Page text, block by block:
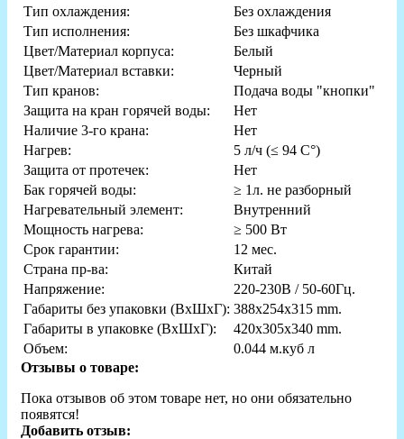
Тип охлаждения:
Без охлаждения
Тип исполнения:
Без шкафчика
Цвет/Материал корпуса:
Белый
Цвет/Материал вставки:
Черный
Тип кранов:
Подача воды "кнопки"
Защита на кран горячей воды:
Нет
Наличие 3-го крана:
Нет
Нагрев:
5 л/ч (≤ 94 C°)
Защита от протечек:
Нет
Бак горячей воды:
≥ 1л. не разборный
Нагревательный элемент:
Внутренний
Мощность нагрева:
≥ 500 Вт
Срок гарантии:
12 мес.
Страна пр-ва:
Китай
Напряжение:
220-230В / 50-60Гц.
Габариты без упаковки (ВxШxГ): 388x254x315 mm.
Габариты в упаковке (ВxШxГ):
420x305x340 mm.
Объем:
0.044 м.куб л
Отзывы о товаре:
Пока отзывов об этом товаре нет, но они обязательно
появятся!
Добавить отзыв: